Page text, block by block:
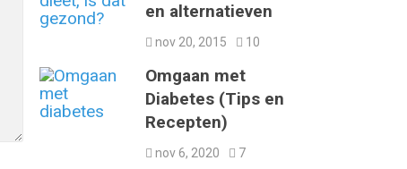
en alternatieven
nov 20, 2015 10
Omgaan met
Diabetes (Tips en
Recepten)
nov 6, 2020 7